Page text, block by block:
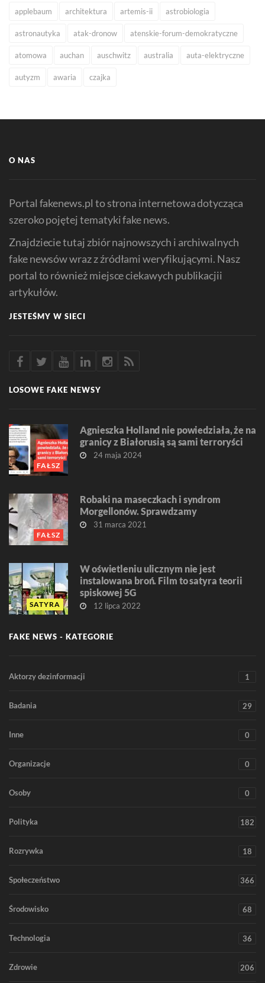
applebaum architektura artemis-ii astrobiologia
astronautyka atak-dronow atenskie-forum-demokratyczne
atomowa auchan auschwitz australia auta-elektryczne
autyzm awaria czajka
O NAS
Portal fakenews.pl to strona internetowa dotycząca
szeroko pojętej tematyki fake news.
Znajdziecie tutaj zbiór najnowszych i archiwalnych
fake newsów wraz z źródłami weryfikującymi. Nasz
portal to również miejsce ciekawych publikacjii
artykułów.
JESTEŚMY W SIECI
LOSOWE FAKE NEWSY
FAŁSZ
Agnieszka Holland nie powiedziała, że na
granicy z Białorusią są sami terroryści
24 maja 2024
FAŁSZ
Robaki na maseczkach i syndrom
Morgellonów. Sprawdzamy
31 marca 2021
SATYRA
W oświetleniu ulicznym nie jest
instalowana broń. Film to satyra teorii
spiskowej 5G
12 lipca 2022
FAKE NEWS - KATEGORIE
Aktorzy dezinformacji 1
Badania 29
Inne 0
Organizacje 0
Osoby 0
Polityka 182
Rozrywka 18
Społeczeństwo 366
Środowisko 68
Technologia 36
Zdrowie 206